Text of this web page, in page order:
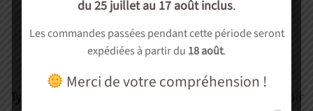
(0)
Soirée dégustation(0)
Type culture Voir
du 25 juillet au 17 août inclus.
Les commandes passées pendant cette période seront
expédiées à partir du 18 août.
Merci de votre compréhension !